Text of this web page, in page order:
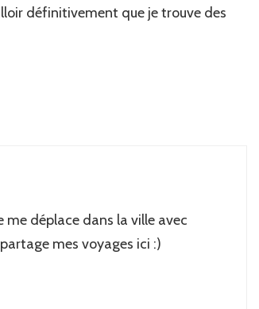
définitivement que je trouve des
me déplace dans la ville avec
mes voyages ici :)